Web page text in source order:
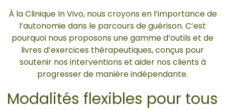
À la Clinique In Vivo, nous croyons en l’importance de
l’autonomie dans le parcours de guérison. C’est
pourquoi nous proposons une gamme d’outils et de
livres d’exercices thérapeutiques, conçus pour
soutenir nos interventions et aider nos clients à
progresser de manière indépendante.
Modalités flexibles pour tous